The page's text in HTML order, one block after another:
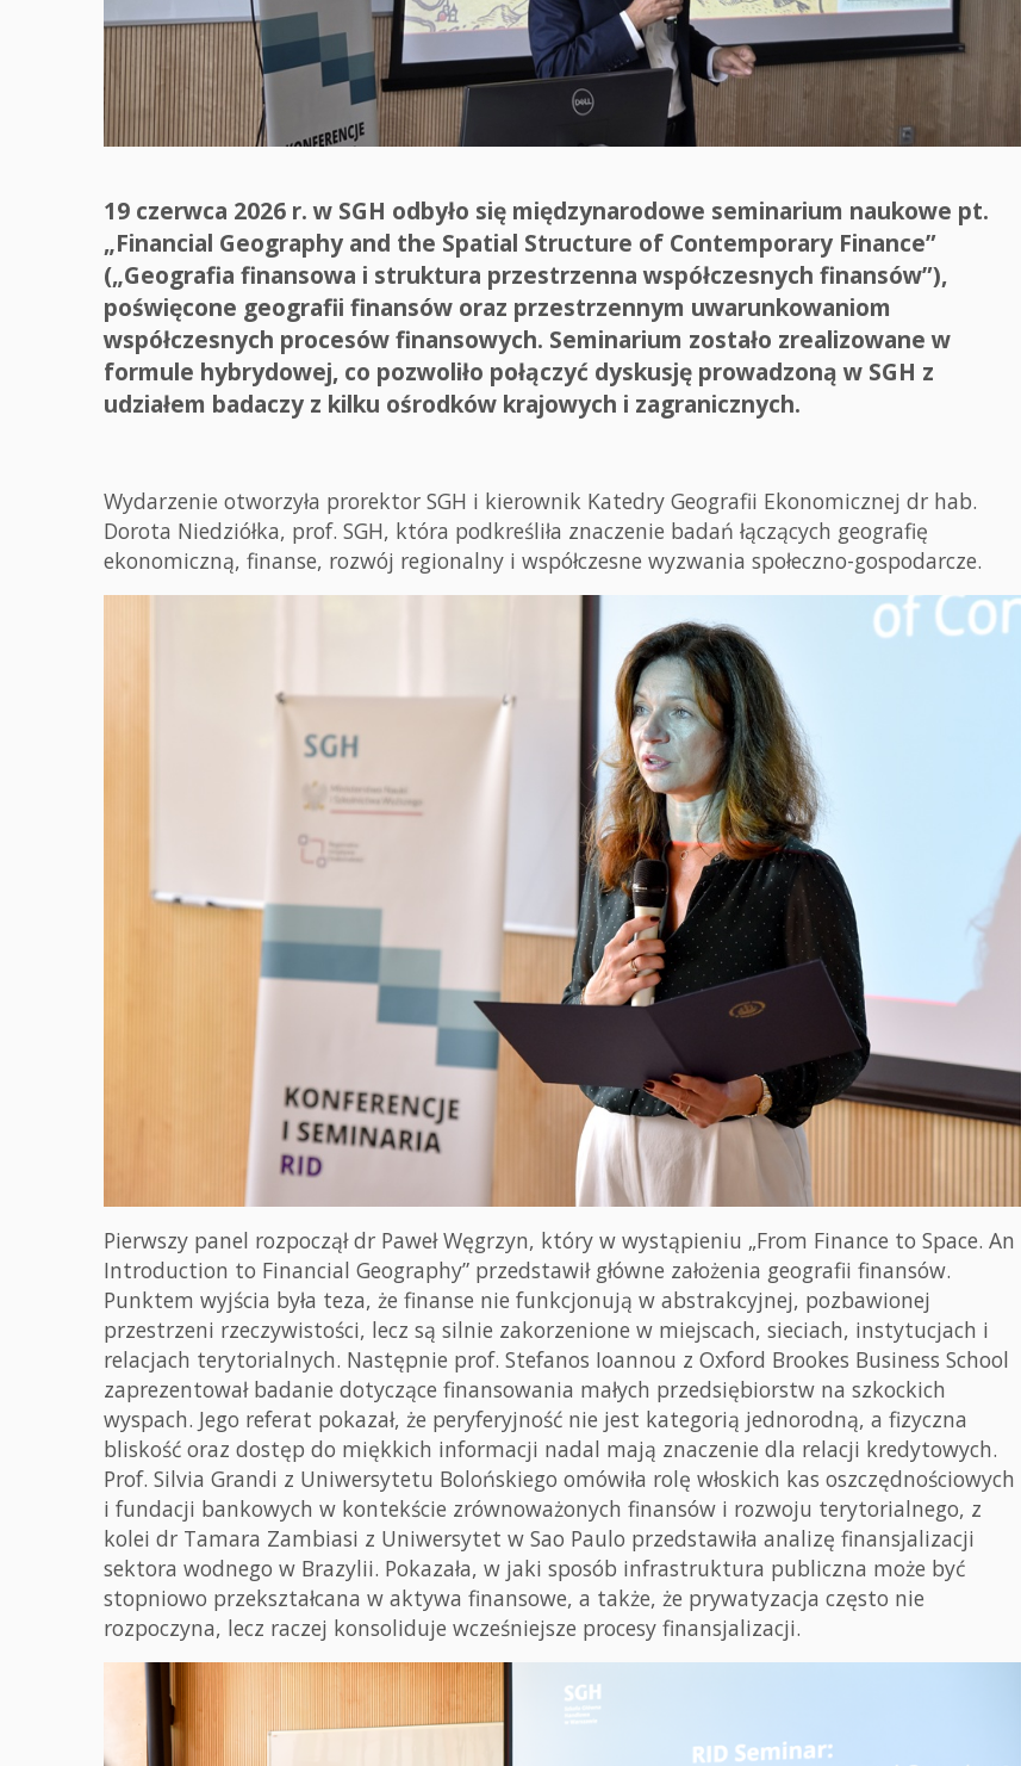
19 czerwca 2026 r. w SGH odbyło się międzynarodowe seminarium naukowe pt.
„Financial Geography and the Spatial Structure of Contemporary Finance”
(„Geografia finansowa i struktura przestrzenna współczesnych finansów”),
poświęcone geografii finansów oraz przestrzennym uwarunkowaniom
współczesnych procesów finansowych. Seminarium zostało zrealizowane w
formule hybrydowej, co pozwoliło połączyć dyskusję prowadzoną w SGH z
udziałem badaczy z kilku ośrodków krajowych i zagranicznych.
Wydarzenie otworzyła prorektor SGH i kierownik Katedry Geografii Ekonomicznej dr hab.
Dorota Niedziółka, prof. SGH, która podkreśliła znaczenie badań łączących geografię
ekonomiczną, finanse, rozwój regionalny i współczesne wyzwania społeczno-gospodarcze.
Pierwszy panel rozpoczął dr Paweł Węgrzyn, który w wystąpieniu „From Finance to Space. An
Introduction to Financial Geography” przedstawił główne założenia geografii finansów.
Punktem wyjścia była teza, że finanse nie funkcjonują w abstrakcyjnej, pozbawionej
przestrzeni rzeczywistości, lecz są silnie zakorzenione w miejscach, sieciach, instytucjach i
relacjach terytorialnych. Następnie prof. Stefanos Ioannou z Oxford Brookes Business School
zaprezentował badanie dotyczące finansowania małych przedsiębiorstw na szkockich
wyspach. Jego referat pokazał, że peryferyjność nie jest kategorią jednorodną, a fizyczna
bliskość oraz dostęp do miękkich informacji nadal mają znaczenie dla relacji kredytowych.
Prof. Silvia Grandi z Uniwersytetu Bolońskiego omówiła rolę włoskich kas oszczędnościowych
i fundacji bankowych w kontekście zrównoważonych finansów i rozwoju terytorialnego, z
kolei dr Tamara Zambiasi z Uniwersytet w Sao Paulo przedstawiła analizę finansjalizacji
sektora wodnego w Brazylii. Pokazała, w jaki sposób infrastruktura publiczna może być
stopniowo przekształcana w aktywa finansowe, a także, że prywatyzacja często nie
rozpoczyna, lecz raczej konsoliduje wcześniejsze procesy finansjalizacji.